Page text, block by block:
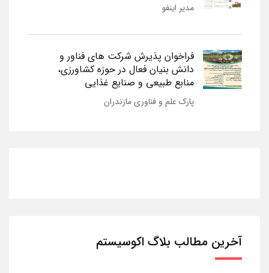
مدیر اینفو
فراخوان پذیرش شرکت های فناور و
دانش بنیان فعال در حوزه کشاورزی،
منابع طبیعی و صنایع غذایی
پارک علم و فناوری مازندران
آخرین مطالب بلاگ اکوسیستم